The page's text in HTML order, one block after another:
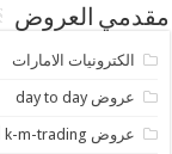
مقدمي العروض
الكترونيات الامارات
عروض day to day
عروض k-m-trading أبوظبي